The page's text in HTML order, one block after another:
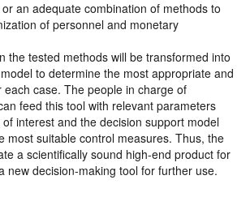
an adequate combination of methods to
of personnel and monetary
the tested methods will be transformed into
to determine the most appropriate and
case. The people in charge of
feed this tool with relevant parameters
interest and the decision support model
most suitable control measures. Thus, the
a scientifically sound high-end product for
new decision-making tool for further use.